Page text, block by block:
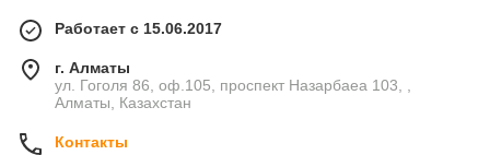
Работает с 15.06.2017
г. Алматы
ул. Гоголя 86, оф.105, проспект Назарбаеа 103, ,
Алматы, Казахстан
Контакты